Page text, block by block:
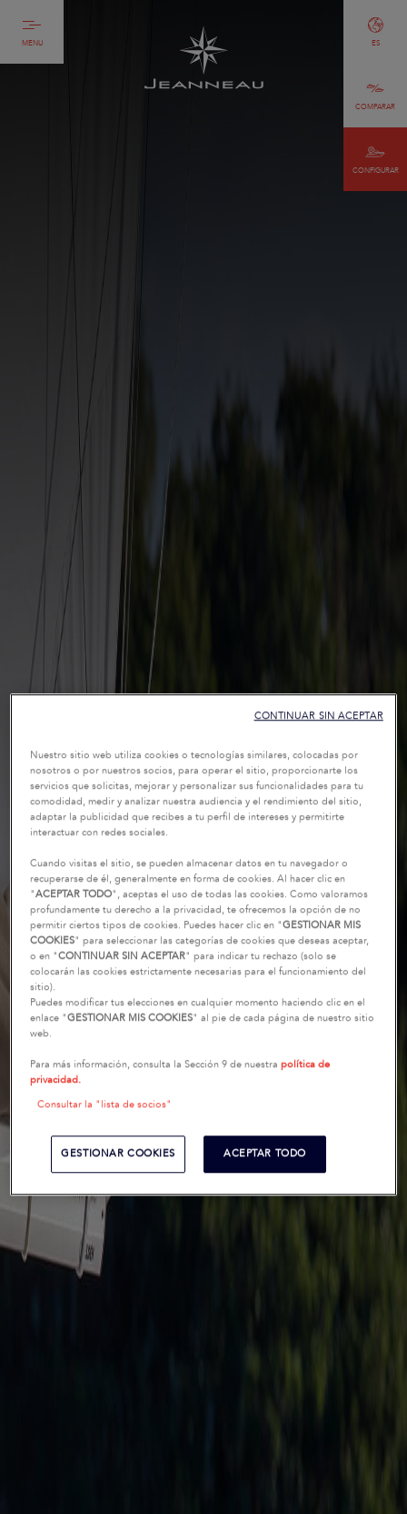
MENU
CONFIGURAR
COMPARAR
ES
Nuestro sitio web utiliza cookies o tecnologías similares, colocadas por
nosotros o por nuestros socios, para operar el sitio, proporcionarte los
servicios que solicitas, mejorar y personalizar sus funcionalidades para tu
comodidad, medir y analizar nuestra audiencia y el rendimiento del sitio,
adaptar la publicidad que recibes a tu perfil de intereses y permitirte
interactuar con redes sociales.
Cuando visitas el sitio, se pueden almacenar datos en tu navegador o
recuperarse de él, generalmente en forma de cookies. Al hacer clic en
"ACEPTAR TODO", aceptas el uso de todas las cookies. Como valoramos
profundamente tu derecho a la privacidad, te ofrecemos la opción de no
permitir ciertos tipos de cookies. Puedes hacer clic en "GESTIONAR MIS
COOKIES" para seleccionar las categorías de cookies que deseas aceptar,
o en "CONTINUAR SIN ACEPTAR" para indicar tu rechazo (solo se
colocarán las cookies estrictamente necesarias para el funcionamiento del
sitio).
Puedes modificar tus elecciones en cualquier momento haciendo clic en el
enlace "GESTIONAR MIS COOKIES" al pie de cada página de nuestro sitio
web.
Para más información, consulta la Sección 9 de nuestrapolítica de
privacidad.
Consultar la "lista de socios"
GESTIONAR COOKIES ACEPTAR TODO
CONTINUAR SIN ACEPTAR